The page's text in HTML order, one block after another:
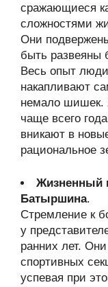
сражающиеся
сложностями
Они
быть развеяны
Весь опыт
накапливают
немало шишек.
чаще всего
вникают в
рациональное
Жизненный
Батыршина.
Стремление к
у
ранних лет.
спортивных
успевая при